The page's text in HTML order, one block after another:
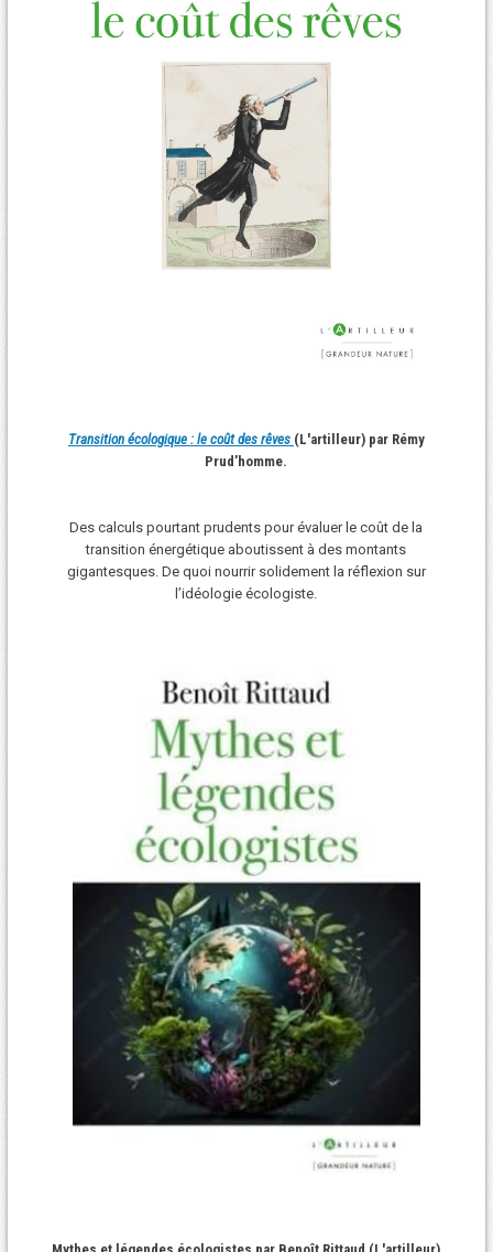
Transition écologique : le coût des rêves (L'artilleur) par Rémy
Prud’homme.
Des calculs pourtant prudents pour évaluer le coût de la
transition énergétique aboutissent à des montants
gigantesques. De quoi nourrir solidement la réflexion sur
l’idéologie écologiste.